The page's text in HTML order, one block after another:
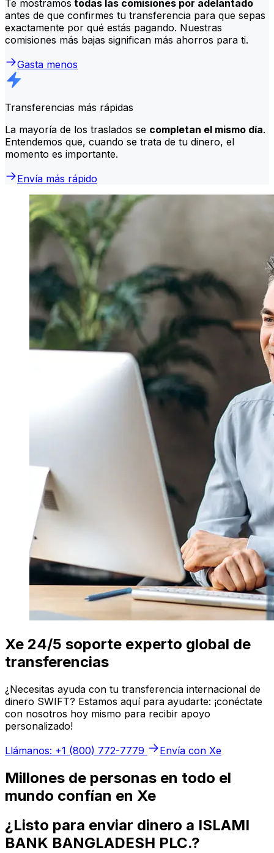
Te mostramos todas las comisiones por adelantado
antes de que confirmes tu transferencia para que sepas
exactamente por qué estás pagando. Nuestras
comisiones más bajas significan más ahorros para ti.
Gasta menos
Transferencias más rápidas
La mayoría de los traslados se completan el mismo día.
Entendemos que, cuando se trata de tu dinero, el
momento es importante.
Envía más rápido
Xe 24/5 soporte experto global de
transferencias
¿Necesitas ayuda con tu transferencia internacional de
dinero SWIFT? Estamos aquí para ayudarte: ¡conéctate
con nosotros hoy mismo para recibir apoyo
personalizado!
Llámanos: +1 (800) 772-7779
Envía con Xe
Millones de personas en todo el
mundo confían en Xe
¿Listo para enviar dinero a ISLAMI
BANK BANGLADESH PLC.?